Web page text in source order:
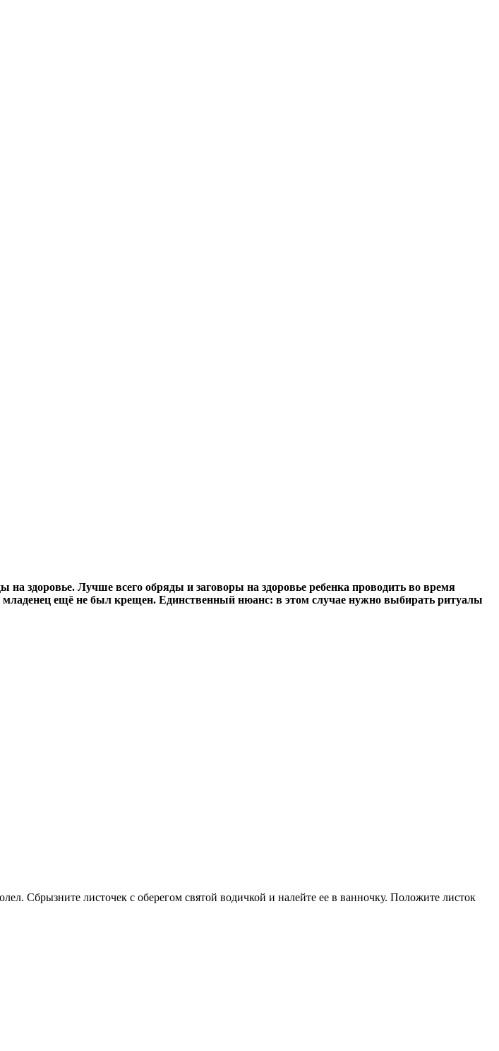
здоровье. Лучше всего обряды и заговоры на здоровье ребенка проводить во время
ещё не был крещен. Единственный нюанс: в этом случае нужно выбирать ритуалы
Сбрызните листочек с оберегом святой водичкой и налейте ее в ванночку. Положите листок